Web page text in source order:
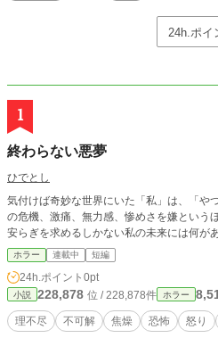
1
終わらない悪夢
ひでとし
気付けば奇妙な世界にいた「私」は、「や
の危機、激痛、無力感、惨めさを嫌という
安らぎを求めるしかない私の未来には何が
ホラー 連載中 短編
24h.ポイント 0pt
小説 228,878 位 / 228,878件 ホラー
理不尽 不可解 焦燥 恐怖 怒り